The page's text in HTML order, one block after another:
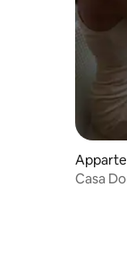
Casa